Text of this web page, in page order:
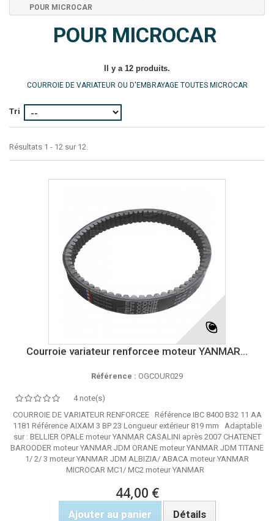
POUR MICROCAR
POUR MICROCAR
Il y a 12 produits.
COURROIE DE VARIATEUR OU D'EMBRAYAGE TOUTES MICROCAR
Tri
Résultats 1 - 12 sur 12.
Courroie variateur renforcee moteur YANMAR...
Référence : OGCOUR029
4 note(s)
COURROIE DE VARIATEUR RENFORCEE Référence IBC 8400 B32 11 AA
1181 Référence AIXAM 3 BP 23 Longueur extérieur 819 mm Adaptable
sur : BELLIER OPALE moteur YANMAR CASALINI après 2007 CHATENET
BAROODER moteur YANMAR JDM ORANE moteur YANMAR JDM TITANE
1/ 2/ 3 moteur YANMAR JDM ALBIZIA/ ABACA moteur YANMAR
MICROCAR MC1/ MC2 moteur YANMAR
44,00 €
Ajouter au panier Détails